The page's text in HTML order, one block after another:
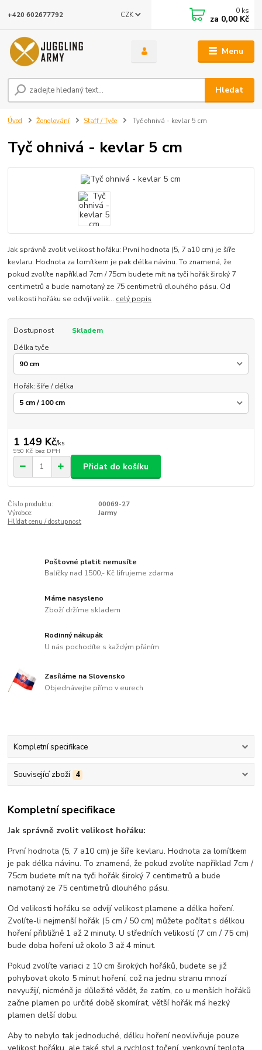
Menu
CZK
Hledat
+420 602677792 0 ks
za 0,00 Kč
Úvod Žonglování Staff / Tyče Tyč ohnivá - kevlar 5 cm
Tyč ohnivá - kevlar 5 cm
Jak správně zvolit velikost hořáku: První hodnota (5, 7 a10 cm) je šíře
kevlaru. Hodnota za lomítkem je pak délka návinu. To znamená, že
pokud zvolíte například 7cm / 75cm budete mít na tyči hořák široký 7
centimetrů a bude namotaný ze 75 centimetrů dlouhého pásu. Od
velikosti hořáku se odvíjí velik... celý popis
Dostupnost
Skladem
Délka tyče
Hořák: šíře / délka
1 149 Kč/ks
950 Kč bez DPH
Přidat do košíku
Číslo produktu:
00069-27
Výrobce:
Jarmy
Hlídat cenu / dostupnost
Poštovné platit nemusíte
Balíčky nad 1500,- Kč lifrujeme zdarma
Máme nasysleno
Zboží držíme skladem
Rodinný nákupák
U nás pochodíte s každým přáním
Zasíláme na Slovensko
Objednávejte přímo v eurech
Kompletní specifikace
Související zboží 4
Kompletní specifikace
Jak správně zvolit velikost hořáku:
První hodnota (5, 7 a10 cm) je šíře kevlaru. Hodnota za lomítkem
je pak délka návinu. To znamená, že pokud zvolíte například 7cm /
75cm budete mít na tyči hořák široký 7 centimetrů a bude
namotaný ze 75 centimetrů dlouhého pásu.
Od velikosti hořáku se odvíjí velikost plamene a délka hoření.
Zvolíte-li nejmenší hořák (5 cm / 50 cm) můžete počítat s délkou
hoření přibližně 1 až 2 minuty. U středních velikostí (7 cm / 75 cm)
bude doba hoření už okolo 3 až 4 minut.
Pokud zvolíte variaci z 10 cm širokých hořáků, budete se již
pohybovat okolo 5 minut hoření, což na jednu stranu mnozí
nevyužijí, nicméně je důležité vědět, že zatím, co u menších hořáků
začne plamen po určité době skomírat, větší hořák má hezký
plamen delší dobu.
Aby to nebylo tak jednoduché, délku hoření neovlivňuje pouze